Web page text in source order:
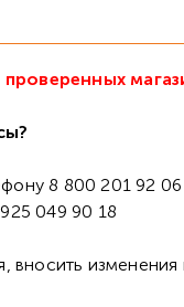
8 800 201 92 06
049 90 18